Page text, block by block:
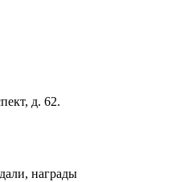
д. 62.
награды